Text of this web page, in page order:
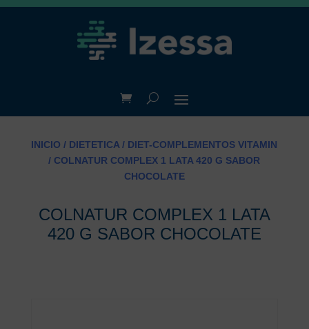
INICIO / DIETETICA / DIET-COMPLEMENTOS VITAMIN
/ COLNATUR COMPLEX 1 LATA 420 G SABOR
CHOCOLATE
COLNATUR COMPLEX 1 LATA
420 G SABOR CHOCOLATE